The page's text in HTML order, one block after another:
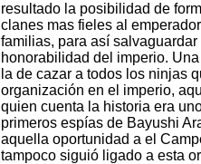
resultado la posibilidad de
clanes mas fieles al
familias, para así
honorabilidad del imperio.
la de cazar a todos los ninjas
organización en el imperio,
quien cuenta la historia era
primeros espías de Bayushi
aquella oportunidad a el
tampoco siguió ligado a esta